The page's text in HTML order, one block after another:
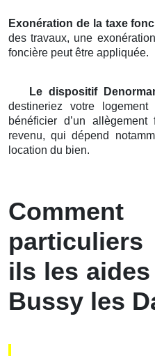
Exonération de la taxe
des travaux, une
foncière peut être appliquée.
Le dispositif
destineriez votre
bénéficier d’un
revenu, qui dépend
location du bien.
ils les
Bussy les